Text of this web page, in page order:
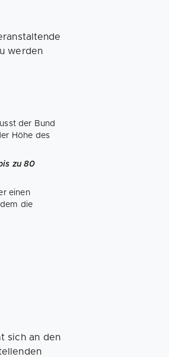
werden
der Bund
Höhe des
zu 80
einen
die
sich an den